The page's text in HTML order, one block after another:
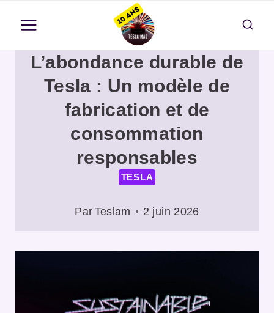
contenuL’abondance durable de
Tesla : Un modèle de
fabrication et de
consommation
responsables
TESLA
Par Teslam 2 juin 2026